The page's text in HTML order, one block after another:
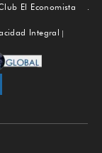
Subir
El Economista
Integral